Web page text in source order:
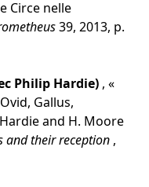
Circe nelle
39, 2013, p.
Philip Hardie) , «
Gallus,
and H. Moore
and their reception ,